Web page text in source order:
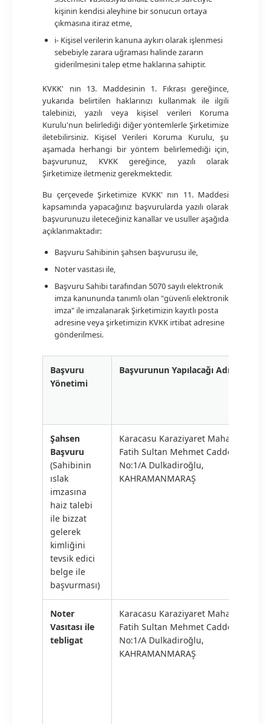
kişinin kendisi aleyhine bir sonucun ortaya
çıkmasına itiraz etme,
i- Kişisel verilerin kanuna aykırı olarak işlenmesi
sebebiyle zarara uğraması halinde zararın
giderilmesini talep etme haklarına sahiptir.
KVKK' nın 13. Maddesinin 1. Fıkrası gereğince,
yukarıda belirtilen haklarınızı kullanmak ile ilgili
talebinizi, yazılı veya kişisel verileri Koruma
Kurulu'nun belirlediği diğer yöntemlerle Şirketimize
iletebilirsiniz. Kişisel Verileri Koruma Kurulu, şu
aşamada herhangi bir yöntem belirlemediği için,
başvurunuz, KVKK gereğince, yazılı olarak
Şirketimize iletmeniz gerekmektedir.
Bu çerçevede Şirketimize KVKK' nın 11. Maddesi
kapsamında yapacağınız başvurularda yazılı olarak
başvurunuzu ileteceğiniz kanallar ve usuller aşağıda
açıklanmaktadır:
Başvuru Sahibinin şahsen başvurusu ile,
Noter vasıtası ile,
Başvuru Sahibi tarafından 5070 sayılı elektronik
imza kanununda tanımlı olan "güvenli elektronik
imza" ile imzalanarak Şirketimizin kayıtlı posta
adresine veya şirketimizin KVKK irtibat adresine
gönderilmesi.
Başvuru
Yönetimi
Başvurunun Yapılacağı Adres
Şahsen
Başvuru
(Sahibinin
ıslak
imzasına
haiz talebi
ile bizzat
gelerek
kimliğini
tevsik edici
belge ile
başvurması)
Karacasu Karaziyaret Mahallesi
Fatih Sultan Mehmet Caddesi
No:1/A Dulkadiroğlu,
KAHRAMANMARAŞ
Noter
Vasıtası ile
tebligat
Karacasu Karaziyaret Mahallesi
Fatih Sultan Mehmet Caddesi
No:1/A Dulkadiroğlu,
KAHRAMANMARAŞ